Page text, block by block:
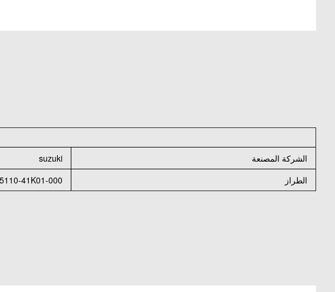
الشركة المصنعة
suzuki
الطراز
41K01-000